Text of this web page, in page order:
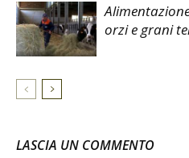
orzi e grani
LASCIA UN COMMENTO